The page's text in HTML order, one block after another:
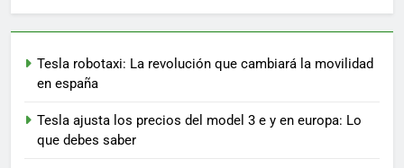
Tesla robotaxi: La revolución que cambiará la movilidad
en españa
Tesla ajusta los precios del model 3 e y en europa: Lo
que debes saber